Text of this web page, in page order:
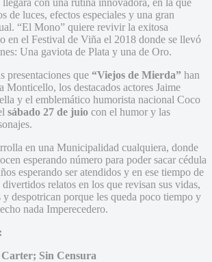
de luces, efectos especiales y una gran
“El Mono” quiere revivir la exitosa
en el Festival de Viña el 2018 donde se llevó
Una gaviota de Plata y una de Oro.
presentaciones que “Viejos de Mierda” han
Monticello, los destacados actores Jaime
y el emblemático humorista nacional Coco
sábado 27 de juio con el humor y las
en una Municipalidad cualquiera, donde
esperando número para poder sacar cédula
esperando ser atendidos y en ese tiempo de
divertidos relatos en los que revisan sus vidas,
y despotrican porque les queda poco tiempo y
nada Imperecedero.
Sin Censura